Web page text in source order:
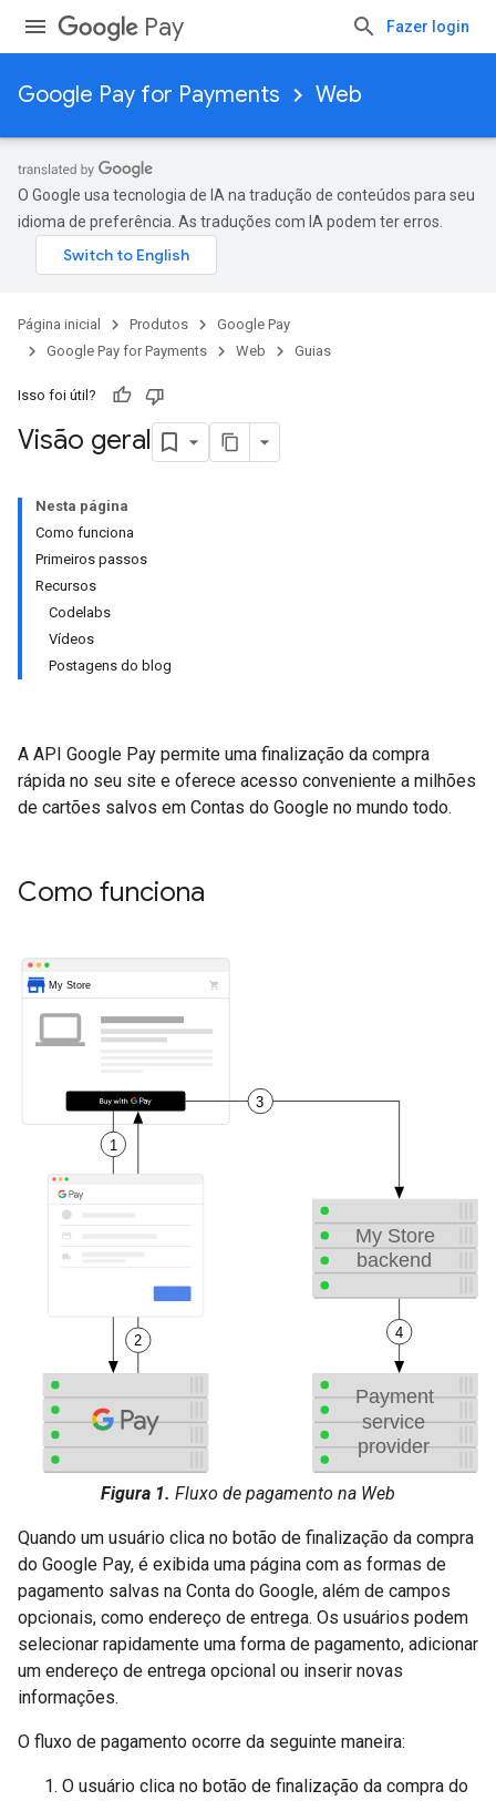
Pay Fazer login
Google Pay for Payments Web
O Google usa tecnologia de IA na tradução de conteúdos para seu
idioma de preferência. As traduções com IA podem ter erros.
Página inicial Produtos
Google Pay
Google Pay for Payments
Web Guias
Isso foi útil?
Visão geral
Nesta página
Como funciona
Primeiros passos
Recursos
Codelabs
Vídeos
Postagens do blog
A API Google Pay permite uma finalização da compra
rápida no seu site e oferece acesso conveniente a milhões
de cartões salvos em Contas do Google no mundo todo.
Como funciona
Figura 1. Fluxo de pagamento na Web
Quando um usuário clica no botão de finalização da compra
do Google Pay, é exibida uma página com as formas de
pagamento salvas na Conta do Google, além de campos
opcionais, como endereço de entrega. Os usuários podem
selecionar rapidamente uma forma de pagamento, adicionar
um endereço de entrega opcional ou inserir novas
informações.
O fluxo de pagamento ocorre da seguinte maneira:
O usuário clica no botão de finalização da compra do